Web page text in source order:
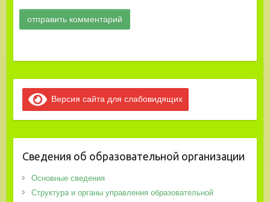
Версия сайта для слабовидящих
Сведения об образовательной организации
Основные сведения
Структура и органы управления образовательной